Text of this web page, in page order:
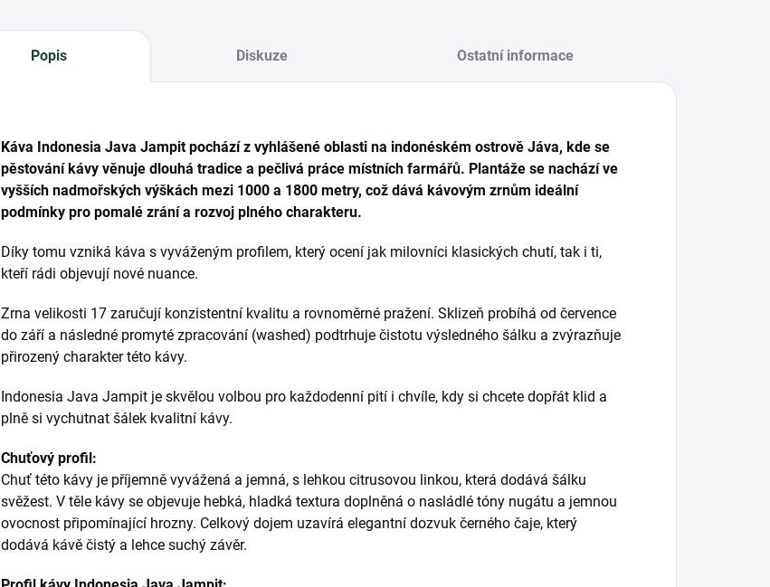
Popis Diskuze Ostatní informace
Káva Indonesia Java Jampit pochází z vyhlášené oblasti na indonéském ostrově Jáva, kde se
pěstování kávy věnuje dlouhá tradice a pečlivá práce místních farmářů. Plantáže se nachází ve
vyšších nadmořských výškách mezi 1000 a 1800 metry, což dává kávovým zrnům ideální
podmínky pro pomalé zrání a rozvoj plného charakteru.
Díky tomu vzniká káva s vyváženým profilem, který ocení jak milovníci klasických chutí, tak i ti,
kteří rádi objevují nové nuance.
Zrna velikosti 17 zaručují konzistentní kvalitu a rovnoměrné pražení. Sklizeň probíhá od července
do září a následné promyté zpracování (washed) podtrhuje čistotu výsledného šálku a zvýrazňuje
přirozený charakter této kávy.
Indonesia Java Jampit je skvělou volbou pro každodenní pití i chvíle, kdy si chcete dopřát klid a
plně si vychutnat šálek kvalitní kávy.
Chuťový profil:
Chuť této kávy je příjemně vyvážená a jemná, s lehkou citrusovou linkou, která dodává šálku
svěžest. V těle kávy se objevuje hebká, hladká textura doplněná o nasládlé tóny nugátu a jemnou
ovocnost připomínající hrozny. Celkový dojem uzavírá elegantní dozvuk černého čaje, který
dodává kávě čistý a lehce suchý závěr.